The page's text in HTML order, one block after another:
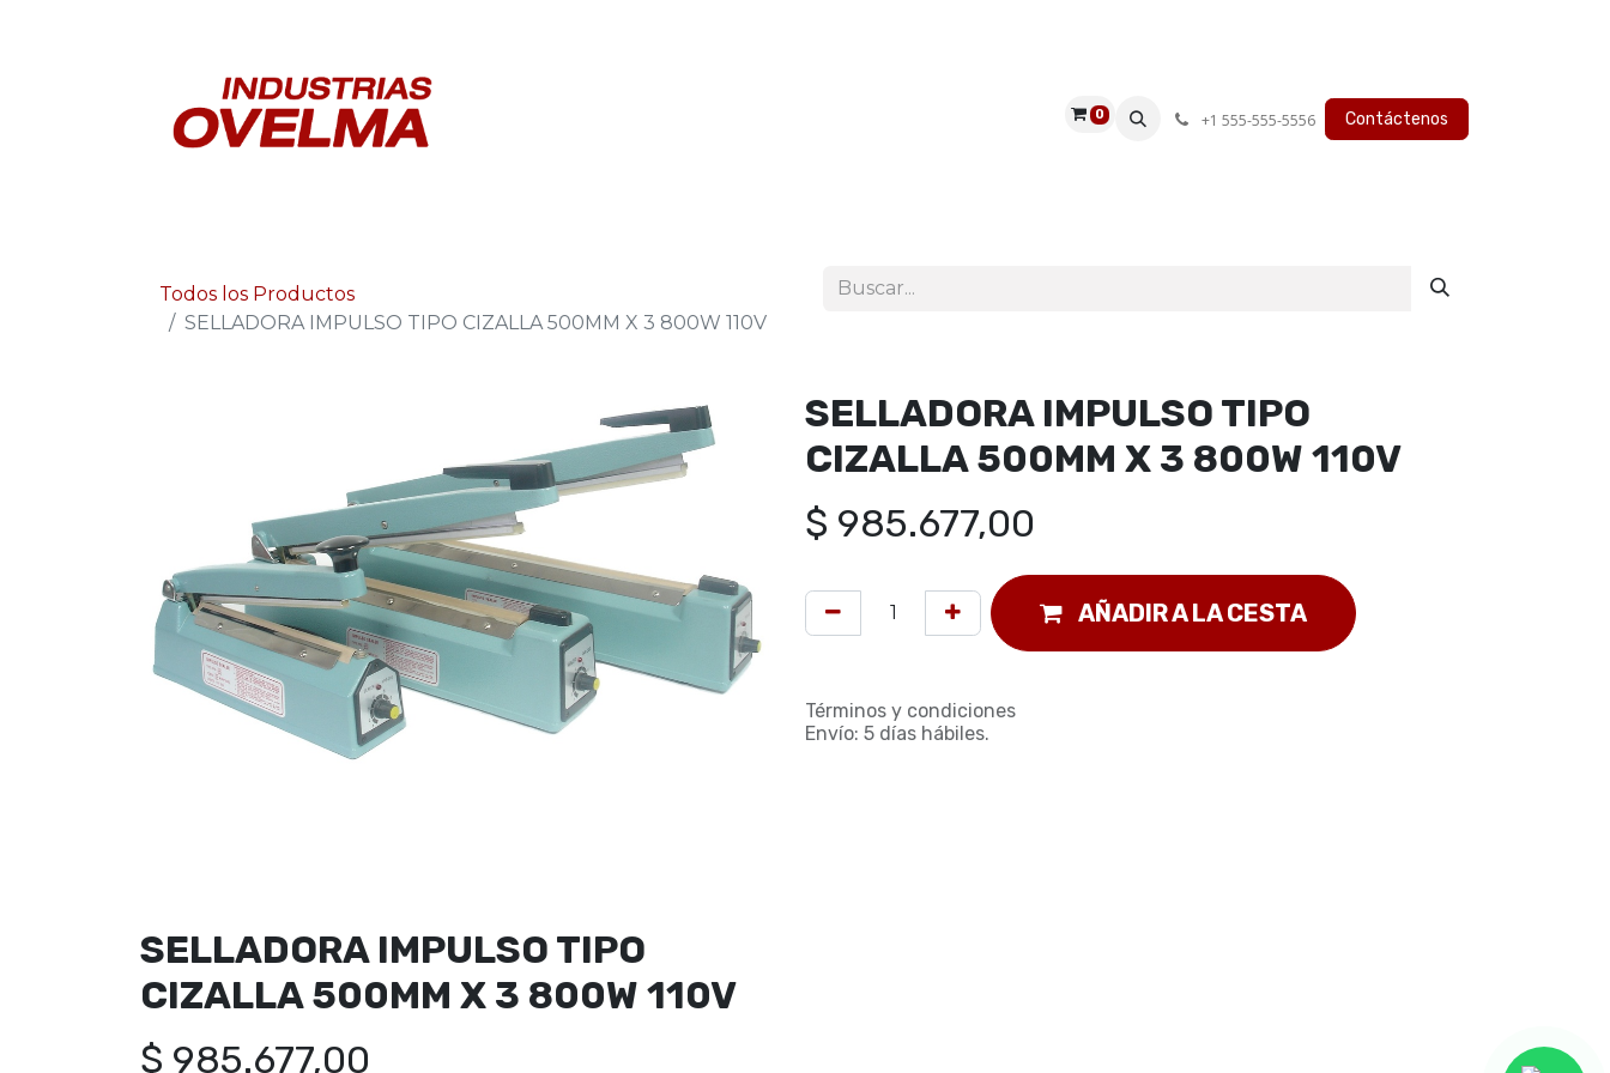
0 +1 555-555-5556 Contáctenos
Todos los Productos
SELLADORA IMPULSO TIPO CIZALLA 500MM X 3 800W 110V
SELLADORA IMPULSO TIPO
CIZALLA 500MM X 3 800W 110V
$ 985.677,00
AÑADIR A LA CESTA
Términos y condiciones
Envío: 5 días hábiles.
SELLADORA IMPULSO TIPO
CIZALLA 500MM X 3 800W 110V
$ 985.677,00